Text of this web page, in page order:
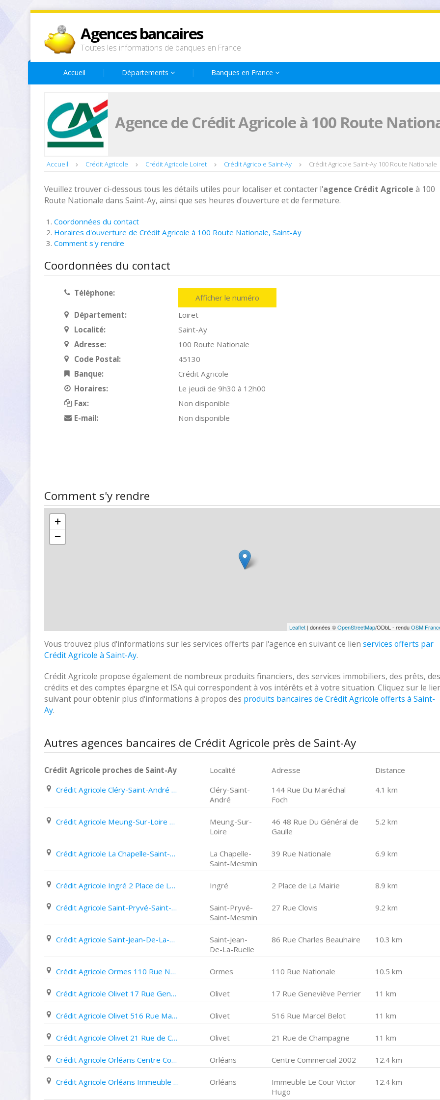
Agences bancaires
Toutes les informations de banques en France
Accueil Départements Banques en France
Agence de Crédit Agricole à 100 Route
Accueil Crédit Agricole Crédit Agricole Loiret Crédit Agricole Saint-Ay Crédit Agricole Saint-Ay 100 Route Nationale
Veuillez trouver ci-dessous tous les détails utiles pour localiser et contacter l'agence Crédit Agricole à 100
Route Nationale dans Saint-Ay, ainsi que ses heures d'ouverture et de fermeture.
Coordonnées du contact
Horaires d'ouverture de Crédit Agricole à 100 Route Nationale, Saint-Ay
Comment s'y rendre
Coordonnées du contact
Téléphone:
Afficher le numéro
Département:
Loiret
Localité:
Saint-Ay
Adresse:
100 Route Nationale
Code Postal:
45130
Banque:
Crédit Agricole
Horaires:
Le jeudi de 9h30 à 12h00
Fax:
Non disponible
E-mail:
Non disponible
Comment s'y rendre
+
−
Leaflet| données ©OpenStreetMap/ODbL - renduOSM
Vous trouvez plus d'informations sur les services offerts par l'agence en suivant ce lien services offerts par
Crédit Agricole à Saint-Ay.
Crédit Agricole propose également de nombreux produits financiers, des services immobiliers, des prêts, des
crédits et des comptes épargne et ISA qui correspondent à vos intérêts et à votre situation. Cliquez sur le
suivant pour obtenir plus d'informations à propos des produits bancaires de Crédit Agricole offerts à Saint-
Ay.
Autres agences bancaires de Crédit Agricole près de Saint-Ay
Crédit Agricole proches de Saint-Ay Localité Adresse
Distance
Crédit Agricole Cléry-Saint-André 144 Rue Du Maréchal Foch
Cléry-Saint-
André
144 Rue Du Maréchal
Foch
4.1 km
Crédit Agricole Meung-Sur-Loire 46 48 Rue Du Général de Gaulle
Meung-Sur-
Loire
46 48 Rue Du Général de
Gaulle
5.2 km
Crédit Agricole La Chapelle-Saint-Mesmin 39 Rue Nationale
La Chapelle-
Saint-Mesmin
39 Rue Nationale 6.9 km
Crédit Agricole Ingré 2 Place de La Mairie Ingré 2 Place de La Mairie 8.9 km
Crédit Agricole Saint-Pryvé-Saint-Mesmin 27 Rue Clovis
Saint-Pryvé-
Saint-Mesmin
27 Rue Clovis 9.2 km
Crédit Agricole Saint-Jean-De-La-Ruelle 86 Rue Charles Beauhaire
Saint-Jean-
De-La-Ruelle
86 Rue Charles Beauhaire 10.3 km
Crédit Agricole Ormes 110 Rue Nationale Ormes 110 Rue Nationale 10.5 km
Crédit Agricole Olivet 17 Rue Geneviève Perrier Olivet 17 Rue Geneviève Perrier 11 km
Crédit Agricole Olivet 516 Rue Marcel Belot Olivet 516 Rue Marcel Belot 11 km
Crédit Agricole Olivet 21 Rue de Champagne Olivet 21 Rue de Champagne 11 km
Crédit Agricole Orléans Centre Commercial 2002 Orléans Centre Commercial 2002 12.4 km
Crédit Agricole Orléans Immeuble Le Cour Victor Hugo Orléans
Immeuble Le Cour Victor
Hugo
12.4 km